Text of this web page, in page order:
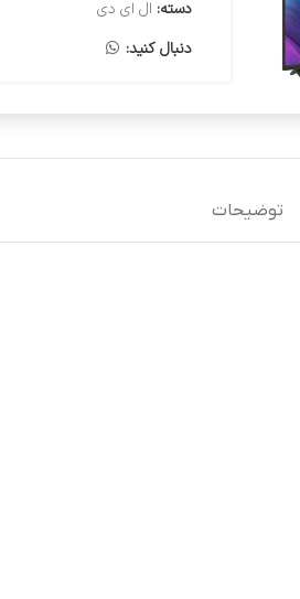
دسته: ال ای دی
دنبال کنید:
توضیحات